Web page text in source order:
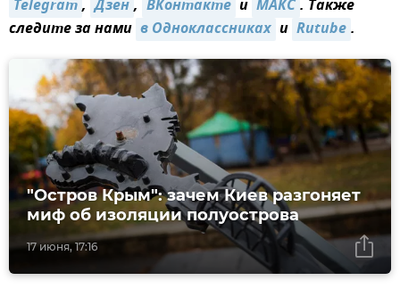
Telegram, Дзен, ВКонтакте и МАКС. Также
следите за нами в Одноклассниках и Rutube.
17 июня, 17:16
"Остров Крым": зачем Киев разгоняет
миф об изоляции полуострова